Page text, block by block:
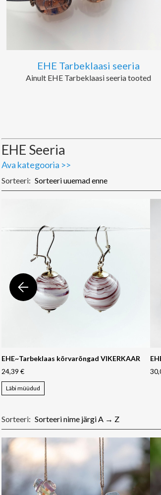
EHE Tarbeklaasi seeria
Ainult EHE Tarbeklaasi seeria tooted
EHE Seeria
Ava kategooria >>
Sorteeri:
EHE~Tarbeklaas kõrvarõngad VIKERKAAR
24,39 €
Läbi müüdud
Sorteeri: